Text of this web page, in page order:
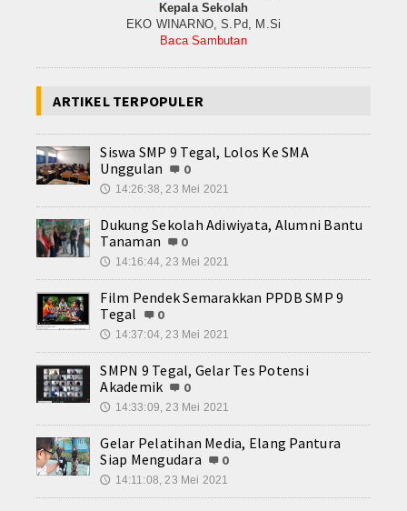
Kepala Sekolah
EKO WINARNO, S.Pd, M.Si
Baca Sambutan
ARTIKEL TERPOPULER
Siswa SMP 9 Tegal, Lolos Ke SMA
Unggulan
0
🕔 14:26:38, 23 Mei 2021
Dukung Sekolah Adiwiyata, Alumni Bantu
Tanaman
0
🕔 14:16:44, 23 Mei 2021
Film Pendek Semarakkan PPDB SMP 9
Tegal
0
🕔 14:37:04, 23 Mei 2021
SMPN 9 Tegal, Gelar Tes Potensi
Akademik
0
🕔 14:33:09, 23 Mei 2021
Gelar Pelatihan Media, Elang Pantura
Siap Mengudara
0
🕔 14:11:08, 23 Mei 2021